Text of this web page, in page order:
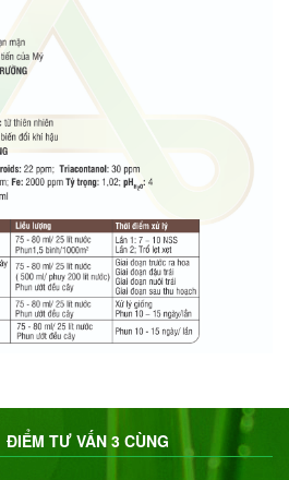
ĐIỂM TƯ VẤN 3 CÙNG